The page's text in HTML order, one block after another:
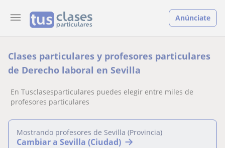
Anúnciate
Clases particulares y profesores particulares
de Derecho laboral en Sevilla
En Tusclasesparticulares puedes elegir entre miles de
profesores particulares
Mostrando profesores de Sevilla (Provincia)
Cambiar a Sevilla (Ciudad)